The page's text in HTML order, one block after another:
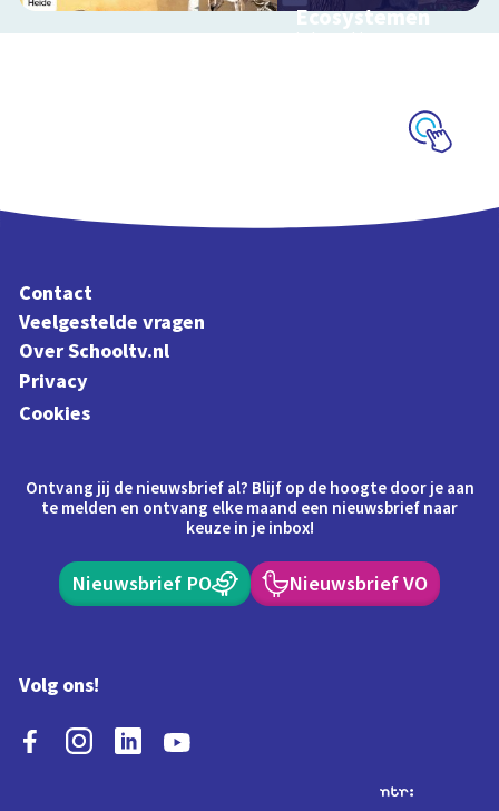
Ecosystemen
Interactieve
Contact
Veelgestelde vragen
Over Schooltv.nl
Privacy
Cookies
Ontvang jij de nieuwsbrief al? Blijf op de hoogte door je aan
te melden en ontvang elke maand een nieuwsbrief naar
keuze in je inbox!
Nieuwsbrief PO Nieuwsbrief VO
Volg ons!